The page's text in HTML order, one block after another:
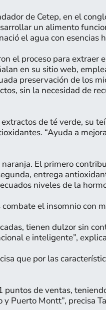
de Cetep, en el
un alimento
el agua con
el proceso para extraer
en su sitio web,
preservación de los
sin la necesidad de
de té verde, su
“Ayuda a
El primero
entrega
niveles de la
el insomnio con
tienen dulzor sin
e inteligente”,
que por las
de ventas,
Puerto Montt”, precisa